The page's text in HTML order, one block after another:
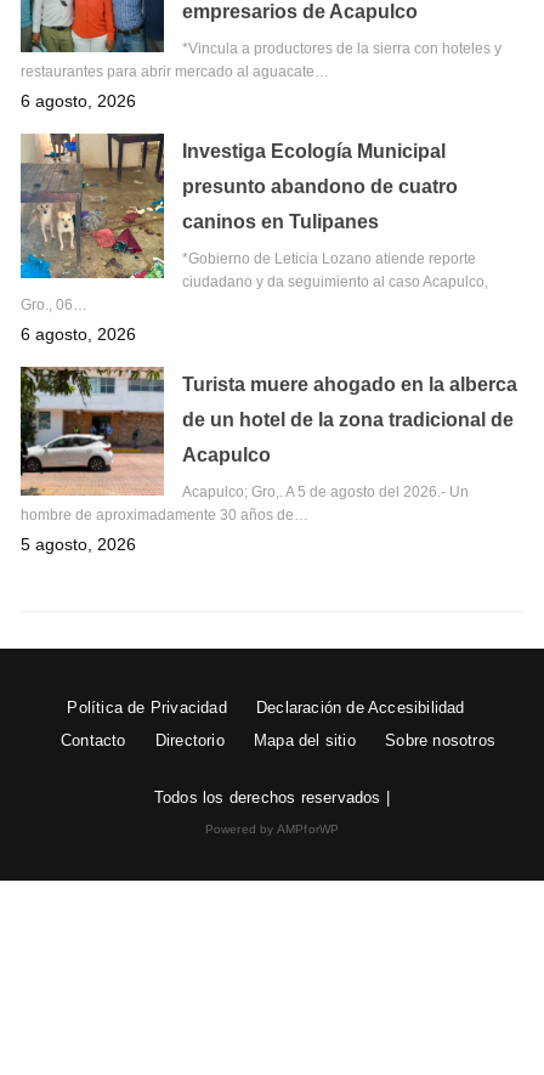
empresarios de Acapulco
*Vincula a productores de la sierra con hoteles y
restaurantes para abrir mercado al aguacate…
6 agosto, 2026
Investiga Ecología Municipal
presunto abandono de cuatro
caninos en Tulipanes
*Gobierno de Leticia Lozano atiende reporte
ciudadano y da seguimiento al caso Acapulco,
Gro., 06…
6 agosto, 2026
Turista muere ahogado en la alberca
de un hotel de la zona tradicional de
Acapulco
Acapulco; Gro,. A 5 de agosto del 2026.- Un
hombre de aproximadamente 30 años de…
5 agosto, 2026
Política de Privacidad
Declaración de Accesibilidad
Contacto
Directorio Mapa del sitio Sobre nosotros
Todos los derechos reservados |
Powered by AMPforWP